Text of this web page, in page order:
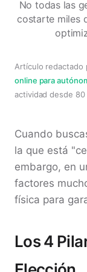
No todas las
costarte miles
Artículo redactado
online para
actividad desde 80
Cuando
la que está
embargo, en
factores
física para
Los 4